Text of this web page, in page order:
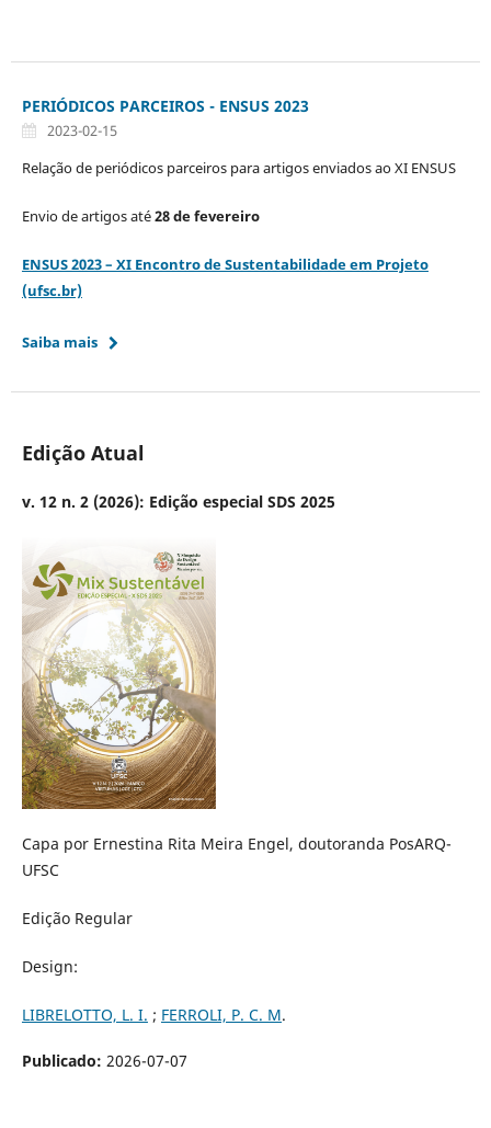
PERIÓDICOS PARCEIROS - ENSUS 2023
2023-02-15
Relação de periódicos parceiros para artigos enviados ao XI ENSUS
Envio de artigos até28 de fevereiro
ENSUS 2023 – XI Encontro de Sustentabilidade em Projeto
(ufsc.br)
Saiba mais
Edição Atual
v. 12 n. 2 (2026): Edição especial SDS 2025
Capa por Ernestina Rita Meira Engel, doutoranda PosARQ-
UFSC
Edição Regular
Design:
LIBRELOTTO, L. I. ; FERROLI, P. C. M.
Publicado: 2026-07-07